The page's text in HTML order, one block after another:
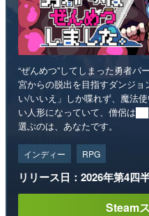
“ぜんめつ”してしまった勇者パ
宮からの脱出を目指すダンジ
い/いいえ」しか喋れず、魔法
い人形になっていて、僧侶は
選ぶのは、あなたです。
インディー RPG
リリース日：2026年第4四
Steam